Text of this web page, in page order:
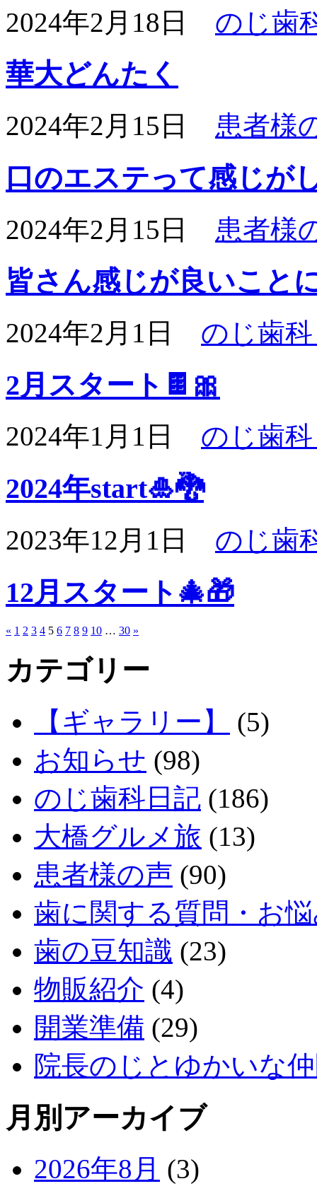
2024年2月18日 のじ歯
華大どんたく
2024年2月15日 患者様
口のエステって感じが
2024年2月15日 患者様
皆さん感じが良いこと
2024年2月1日 のじ歯
2月スタート🍫🎀
2024年1月1日 のじ歯
2024年start🎍🐉
2023年12月1日 のじ歯
12月スタート🎄🎁
« 1 2 3 4 5 6 7 8 9 10 … 30 »
カテゴリー
【ギャラリー】
(5)
お知らせ (98)
のじ歯科日記 (186)
大橋グルメ旅 (13)
患者様の声 (90)
歯に関する質問・お
歯の豆知識 (23)
物販紹介 (4)
開業準備 (29)
院長のじとゆかいな
月別アーカイブ
2026年8月 (3)